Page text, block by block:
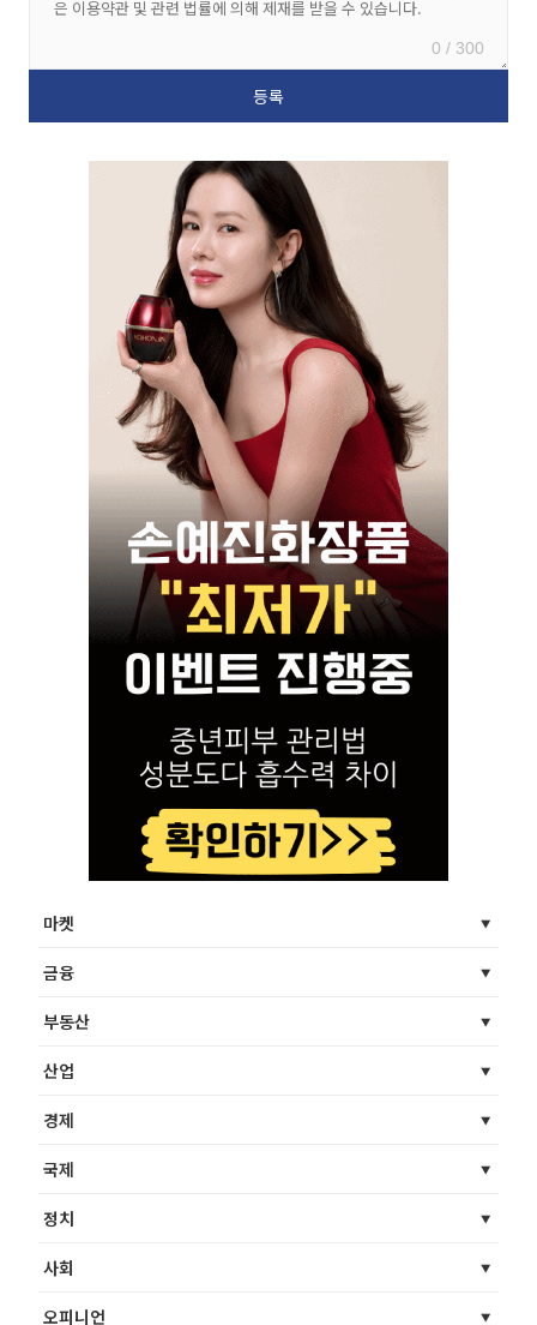
0 / 300
마켓
금융
부동산
산업
경제
국제
정치
사회
오피니언